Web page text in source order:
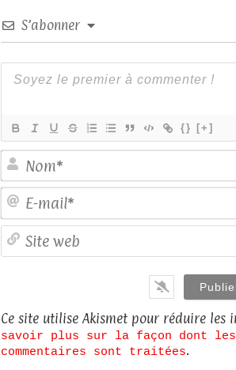
S’abonner
{} [+]
Ce site utilise Akismet pour réduire les
savoir plus sur la façon dont les
commentaires sont traitées.